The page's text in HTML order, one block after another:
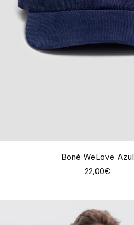
Boné WeLove Azul
22,00€